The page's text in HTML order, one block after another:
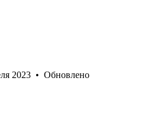
2023 • Обновлено